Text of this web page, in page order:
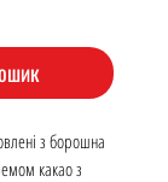
з борошна
какао з